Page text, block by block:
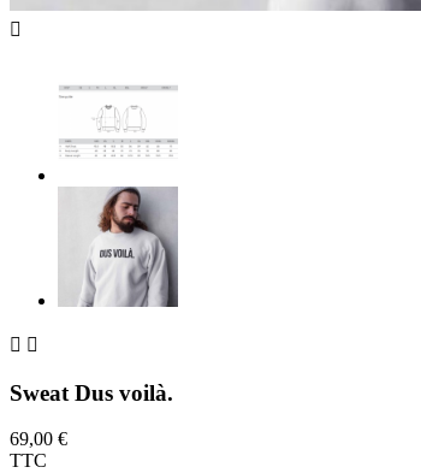

 
Sweat Dus voilà.
69,00 €
TTC